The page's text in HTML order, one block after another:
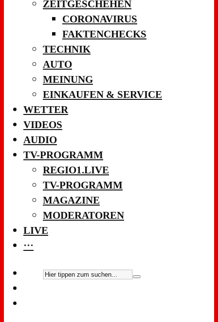
ZEITGESCHEHEN
CORONAVIRUS
FAKTENCHECKS
TECHNIK
AUTO
MEINUNG
EINKAUFEN & SERVICE
WETTER
VIDEOS
AUDIO
TV-PROGRAMM
REGIO1.LIVE
TV-PROGRAMM
MAGAZINE
MODERATOREN
LIVE
···